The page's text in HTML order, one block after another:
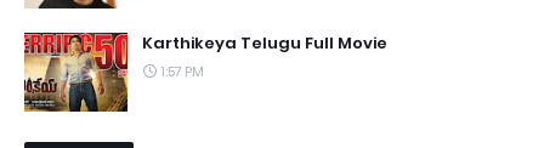
Karthikeya Telugu Full Movie
1:57 PM